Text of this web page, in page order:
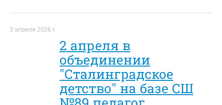
2 апреля 2026 г.
2 апреля в
объединении
"Сталинградское
детство" на базе СШ